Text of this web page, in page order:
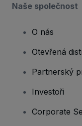
Naše společnost
O nás
Otevřená
Partnerský
Investoři
Corporate